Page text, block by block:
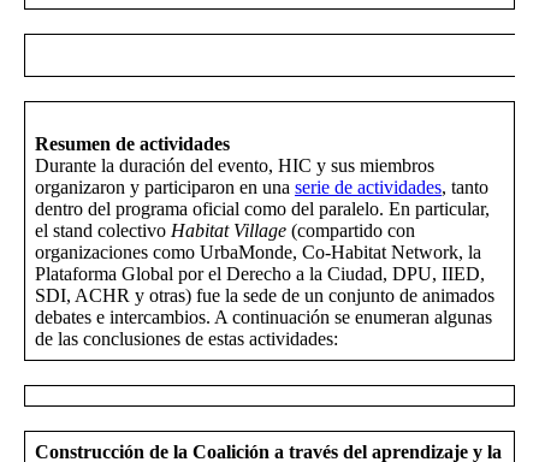
Resumen de actividades
Durante la duración del evento, HIC y sus miembros
organizaron y participaron en una serie de actividades, tanto
dentro del programa oficial como del paralelo. En particular,
el stand colectivo Habitat Village (compartido con
organizaciones como UrbaMonde, Co-Habitat Network, la
Plataforma Global por el Derecho a la Ciudad, DPU, IIED,
SDI, ACHR y otras) fue la sede de un conjunto de animados
debates e intercambios. A continuación se enumeran algunas
de las conclusiones de estas actividades:
Construcción de la Coalición a través del aprendizaje y la